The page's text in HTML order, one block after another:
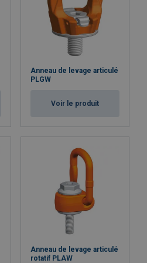
Anneau de levage articulé
PLGW
Voir le produit
Anneau de levage articulé
rotatif PLAW